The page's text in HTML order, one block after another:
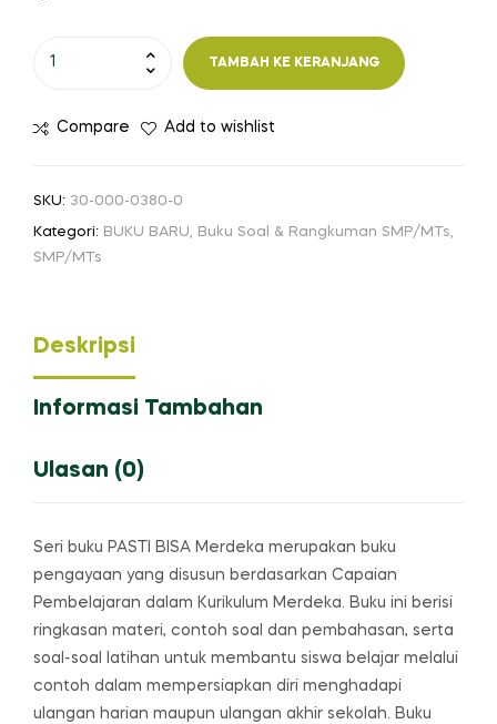
MERDEKA
SMP/MTs
TAMBAH KE KERANJANG
Compare Add to wishlist
SKU: 30-000-0380-0
Kategori: BUKU BARU, Buku Soal & Rangkuman SMP/MTs,
SMP/MTs
Deskripsi
Informasi Tambahan
Ulasan (0)
Seri buku PASTI BISA Merdeka merupakan buku
pengayaan yang disusun berdasarkan Capaian
Pembelajaran dalam Kurikulum Merdeka. Buku ini berisi
ringkasan materi, contoh soal dan pembahasan, serta
soal-soal latihan untuk membantu siswa belajar melalui
contoh dalam mempersiapkan diri menghadapi
ulangan harian maupun ulangan akhir sekolah. Buku